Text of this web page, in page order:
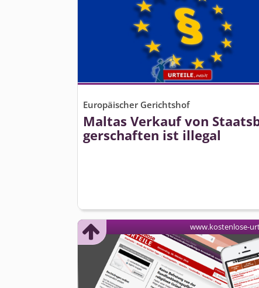
Europäischer Gerichtshof
Maltas Verkauf von
gerschaften ist illegal
www.kostenlose-